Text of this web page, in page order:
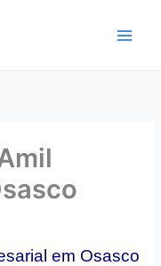
em Osasco